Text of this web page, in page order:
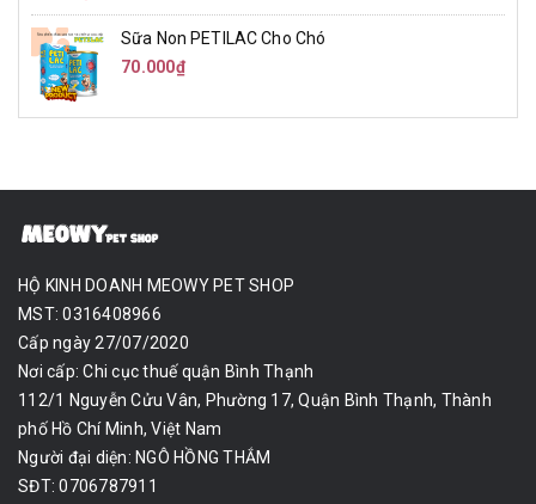
Sữa Non PETILAC Cho Chó
70.000₫
HỘ KINH DOANH MEOWY PET SHOP
MST: 0316408966
Cấp ngày 27/07/2020
Nơi cấp: Chi cục thuế quận Bình Thạnh
112/1 Nguyễn Cửu Vân, Phường 17, Quận Bình Thạnh, Thành
phố Hồ Chí Minh, Việt Nam
Người đại diện: NGÔ HỒNG THẮM
SĐT: 0706787911